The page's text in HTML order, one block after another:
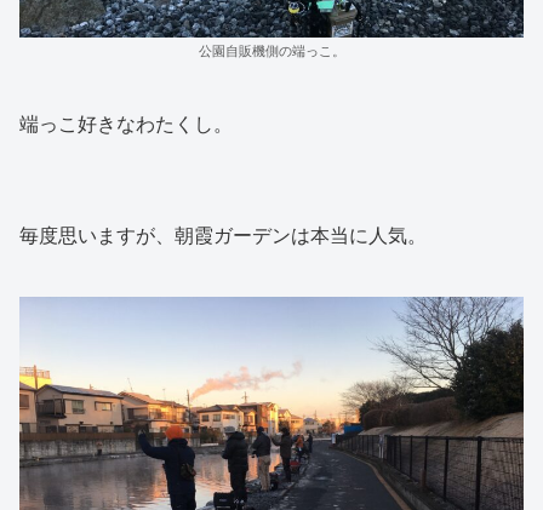
公園自販機側の端っこ。
端っこ好きなわたくし。
毎度思いますが、朝霞ガーデンは本当に人気。